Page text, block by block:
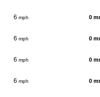
6 mph 0
6 mph 0
6 mph 0
6 mph 0